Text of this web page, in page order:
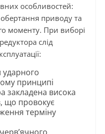
особливостей:
приводу та
моменту. При виборі
слід
принципі
закладена висока
що провокує
терміну